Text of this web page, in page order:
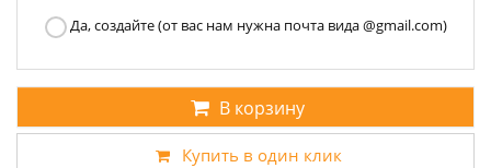
Да, создайте (от вас нам нужна почта вида @gmail.com)
В корзину
Купить в один клик